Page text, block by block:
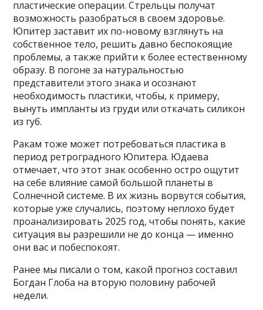
пластические операции. Стрельцы получат
возможность разобраться в своем здоровье.
Юпитер заставит их по-новому взглянуть на
собственное тело, решить давно беспокоящие
проблемы, а также прийти к более естественному
образу. В погоне за натуральностью
представители этого знака и осознают
необходимость пластики, чтобы, к примеру,
вынуть импланты из груди или откачать силикон
из губ.
Ракам тоже может потребоваться пластика в
период ретроградного Юпитера. Юдаева
отмечает, что этот знак особенно остро ощутит
на себе влияние самой большой планеты в
Солнечной системе. В их жизнь ворвутся события,
которые уже случались, поэтому неплохо будет
проанализировать 2025 год, чтобы понять, какие
ситуация вы разрешили не до конца — именно
они вас и побеспокоят.
Ранее мы писали о том, какой прогноз составил
Богдан Глоба на вторую половину рабочей
недели.